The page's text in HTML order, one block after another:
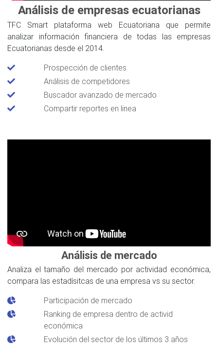
Análisis de empresas ecuatorianas
TFC Smart plataforma web Ecuatoriana que permite
analizar información financiera de todas las empresas
Ecuatorianas desde el 2014.
Prospección de clientes
Análisis de competidores
Buscador avanzado de mercado
Compartir reportes en linea
Análisis de mercado
Analiza el tamaño del mercado por actividad económica,
compara las estadísitcas de una empresa vs su sector.
Participación de mercado
Ranking de empresa dentro de activid
económica
Evolución del sector de los últimos 3 años